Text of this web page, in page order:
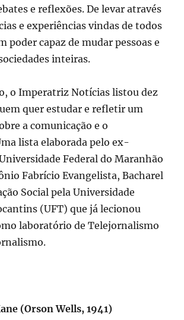
e reflexões. De levar através
e experiências vindas de todos
poder capaz de mudar pessoas e
inteiras.
o Imperatriz Notícias listou dez
quer estudar e refletir um
a comunicação e o
lista elaborada pelo ex-
Federal do Maranhão
Fabrício Evangelista, Bacharel
Social pela Universidade
(UFT) que já lecionou
laboratório de Telejornalismo
(Orson Wells, 1941)